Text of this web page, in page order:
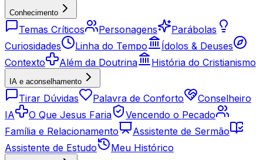
Conhecimento
Temas Críticos Personagens
Parábolas
Curiosidades
Linha do Tempo
Ídolos & Deuses
Contexto
Além da Doutrina História do Cristianismo
IA e aconselhamento
Tirar Dúvidas Palavra de Conforto
Conselheiro
IA
O Que Jesus Faria
Vencendo o Pecado
Família e Relacionamento
Assistente de Sermão
Assistente de Estudo
Meu Histórico